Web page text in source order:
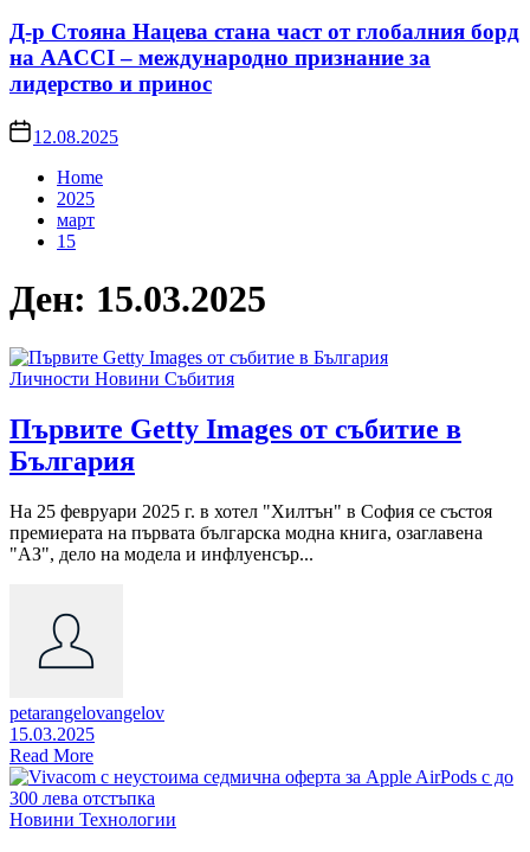
Д-р Стояна Нацева стана част от глобалния борд
на AACCI – международно признание за
лидерство и принос
12.08.2025
Home
2025
март
15
Ден: 15.03.2025
Личности Новини Събития
Първите Getty Images от събитие в
България
На 25 февруари 2025 г. в хотел "Хилтън" в София се състоя
премиерата на първата българска модна книга, озаглавена
"АЗ", дело на модела и инфлуенсър...
petarangelovangelov
15.03.2025
Read More
Новини Технологии